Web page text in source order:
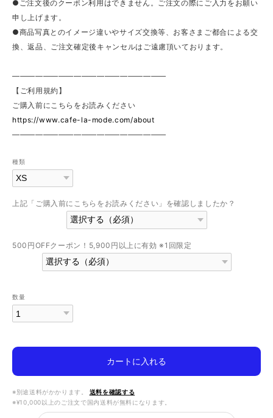
●ご注文後のクーポン利用はできません。ご注文の際にご入力をお願い
申し上げます。
●商品写真とのイメージ違いやサイズ交換等、お客さまご都合による交
換、返品、ご注文確定後キャンセルはご遠慮頂いております。
————————————————————
【ご利用規約】
ご購入前にこちらをお読みください
https://www.cafe-la-mode.com/about
————————————————————
種類
上記「ご購入前にこちらをお読みください」を確認しましたか？
500円OFFクーポン！5,900円以上に有効 ※1回限定
数量
カートに入れる
※別途送料がかかります。
送料を確認する
※¥10,000以上のご注文で国内送料が無料になります。